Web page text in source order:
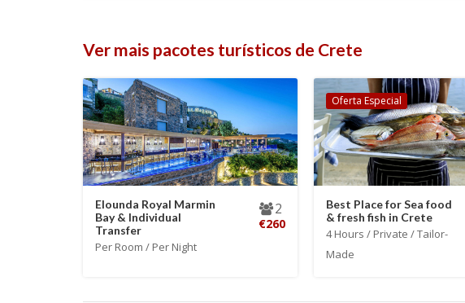
Ver mais pacotes turísticos de Crete
Elounda Royal Marmin
Bay & Individual
Transfer
Per Room / Per Night
2
€260
Oferta Especial
Best Place for Sea food
& fresh fish in Crete
4 Hours / Private / Tailor-
Made